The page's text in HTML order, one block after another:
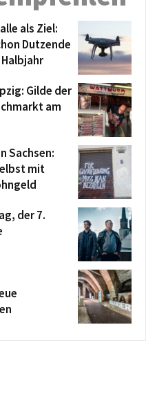
als Ziel:
Dutzende
Gilde der
am
Sachsen:
mit
der 7.